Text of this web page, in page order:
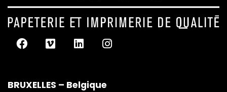
BRUXELLES – Belgique